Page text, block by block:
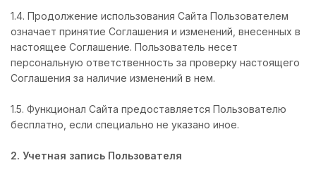
1.4. Продолжение использования Сайта Пользователем
означает принятие Соглашения и изменений, внесенных в
настоящее Соглашение. Пользователь несет
персональную ответственность за проверку настоящего
Соглашения за наличие изменений в нем.
1.5. Функционал Сайта предоставляется Пользователю
бесплатно, если специально не указано иное.
2. Учетная запись Пользователя